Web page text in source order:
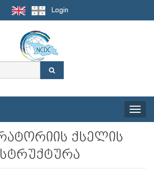
Login
Toggle
ქსელის
სტრუქტურა